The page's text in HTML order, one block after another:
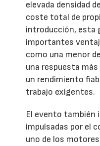
elevada densidad
coste total de
introducción, esta
importantes
como una menor
una respuesta
un rendimiento
trabajo exigentes.
El evento también
impulsadas por el
uno de los